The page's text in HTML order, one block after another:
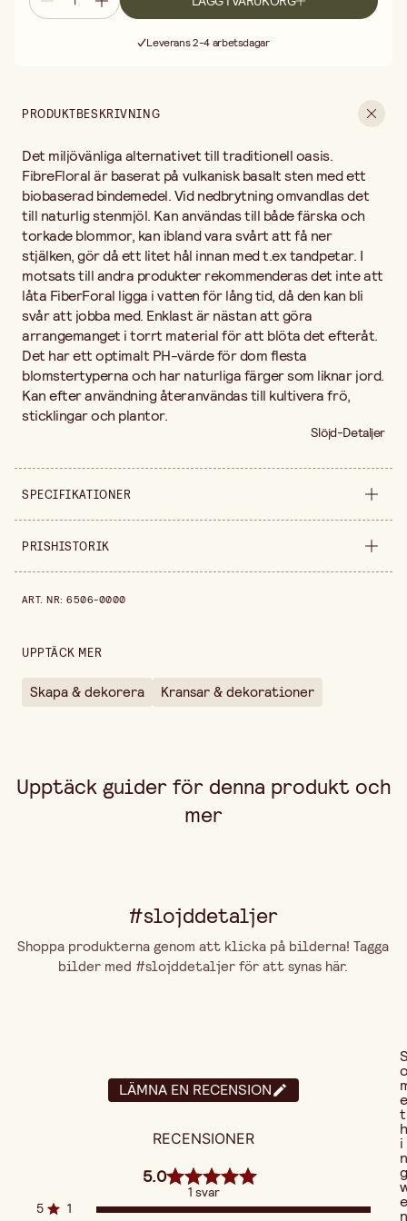
som liknar jord. Kan efter användning återanvändas till kultivera
Leverans 2-4 arbetsdagar
PRODUKTBESKRIVNING
Det miljövänliga alternativet till traditionell oasis.
FibreFloral är baserat på vulkanisk basalt sten med ett
biobaserad bindemedel. Vid nedbrytning omvandlas det
till naturlig stenmjöl. Kan användas till både färska och
torkade blommor, kan ibland vara svårt att få ner
stjälken, gör då ett litet hål innan med t.ex tandpetar. I
motsats till andra produkter rekommenderas det inte att
låta FiberForal ligga i vatten för lång tid, då den kan bli
svår att jobba med. Enklast är nästan att göra
arrangemanget i torrt material för att blöta det efteråt.
Det har ett optimalt PH-värde för dom flesta
blomstertyperna och har naturliga färger som liknar jord.
Kan efter användning återanvändas till kultivera frö,
sticklingar och plantor.
Slöjd-Detaljer
SPECIFIKATIONER
Säljs i styck
Längd
PRISHISTORIK
ART. NR:6506-0000
UPPTÄCK MER
Skapa & dekorera Kransar & dekorationer
Upptäck guider för denna produkt och
mer
#slojddetaljer
Shoppa produkterna genom att klicka på bilderna! Tagga
bilder med #slojddetaljer för att synas här.
LÄMNA EN RECENSION
RECENSIONER
5.0
1 svar
5
1
e
t
h
i
n
g
e
n